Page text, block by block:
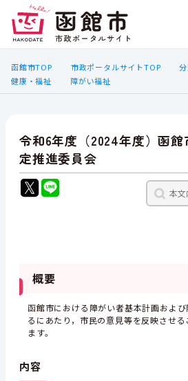
函館市TOP 市政ポータルサイトTOP
健康・福祉
障がい福祉
令和6年度（2024年度）函
定推進委員会
概要
函館市における障がい者基本計画およ
るにあたり，市民の意見等を反映させ
ます。
内容